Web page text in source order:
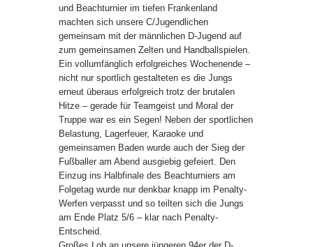
und Beachturnier im tiefen Frankenland
machten sich unsere C/Jugendlichen
gemeinsam mit der männlichen D-Jugend auf
zum gemeinsamen Zelten und Handballspielen.
Ein vollumfänglich erfolgreiches Wochenende –
nicht nur sportlich gestalteten es die Jungs
erneut überaus erfolgreich trotz der brutalen
Hitze – gerade für Teamgeist und Moral der
Truppe war es ein Segen! Neben der sportlichen
Belastung, Lagerfeuer, Karaoke und
gemeinsamen Baden wurde auch der Sieg der
Fußballer am Abend ausgiebig gefeiert. Den
Einzug ins Halbfinale des Beachturniers am
Folgetag wurde nur denkbar knapp im Penalty-
Werfen verpasst und so teilten sich die Jungs
am Ende Platz 5/6 – klar nach Penalty-
Entscheid.